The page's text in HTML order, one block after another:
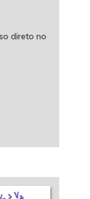
direto no